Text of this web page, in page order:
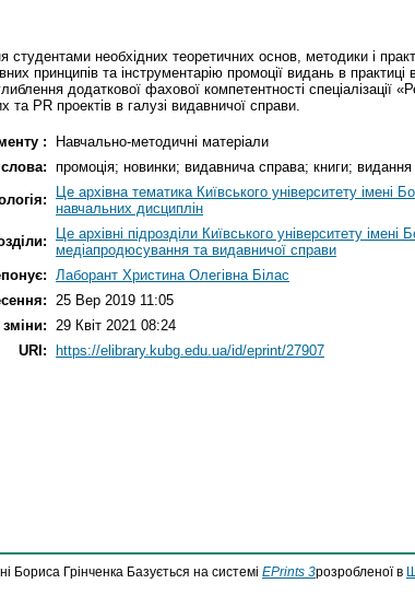
студентами необхідних теоретичних основ, методики і
принципів та інструментарію промоції видань в
додаткової фахової компетентності спеціалізації
та PR проектів в галузі видавничої справи.
:
Навчально-методичні матеріали
промоція; новинки; видавнича справа; книги; видання
Це архівна тематика Київського університету імені
навчальних дисциплін
Це архівні підрозділи Київського університету імені
медіапродюсування та видавничої справи
Лаборант Христина Олегівна Білас
25 Вер 2019 11:05
29 Квіт 2021 08:24
URI:
https://elibrary.kubg.edu.ua/id/eprint/27907
Бориса Грінченка Базується на системі EPrints 3розробленої в